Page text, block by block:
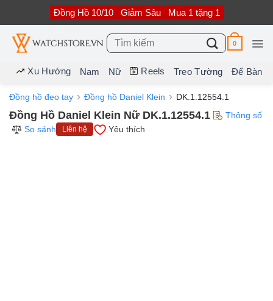
nội
dung
Đồng Hồ 10/10 Giảm Sâu Mua 1 tặng 1
Tìm
kiếm:
0
Xu Hướng Nam Nữ Reels Treo Tường Để Bàn
Đồng hồ đeo tay Đồng hồ Daniel Klein DK.1.12554.1
Đồng Hồ Daniel Klein Nữ DK.1.12554.1
Thông số
So sánh
Liên hệ Yêu thích